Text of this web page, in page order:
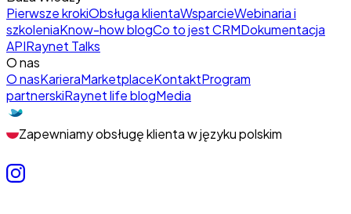
Pierwsze krokiObsługa klientaWsparcieWebinaria i
szkoleniaKnow-how blogCo to jest CRMDokumentacja
APIRaynet Talks
O nas
O nasKarieraMarketplaceKontaktProgram
partnerskiRaynet life blogMedia
Zapewniamy obsługę klienta w języku polskim